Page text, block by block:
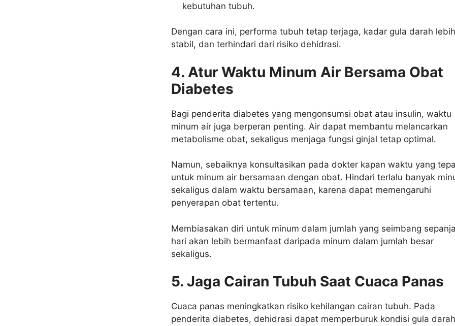
kebutuhan tubuh.
Dengan cara ini, performa tubuh tetap terjaga, kadar gula darah lebih
stabil, dan terhindari dari risiko dehidrasi.
4. Atur Waktu Minum Air Bersama Obat
Diabetes
Bagi penderita diabetes yang mengonsumsi obat atau insulin, waktu
minum air juga berperan penting. Air dapat membantu melancarkan
metabolisme obat, sekaligus menjaga fungsi ginjal tetap optimal.
Namun, sebaiknya konsultasikan pada dokter kapan waktu yang
untuk minum air bersamaan dengan obat. Hindari terlalu banyak
sekaligus dalam waktu bersamaan, karena dapat memengaruhi
penyerapan obat tertentu.
Membiasakan diri untuk minum dalam jumlah yang seimbang
hari akan lebih bermanfaat daripada minum dalam jumlah besar
sekaligus.
5. Jaga Cairan Tubuh Saat Cuaca Panas
Cuaca panas meningkatkan risiko kehilangan cairan tubuh. Pada
penderita diabetes, dehidrasi dapat memperburuk kondisi gula darah